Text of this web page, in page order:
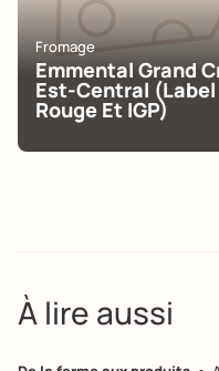
Fromage
Emmental Grand
Est-Central (Label
Rouge Et IGP)
À lire aussi